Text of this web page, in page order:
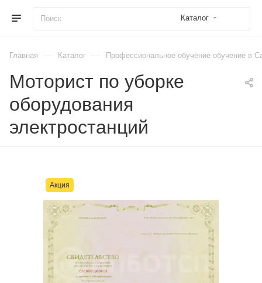
Каталог
Главная — Каталог — Профессиональное обучение обучение в
Моторист по уборке
оборудования
электростанций
Акция